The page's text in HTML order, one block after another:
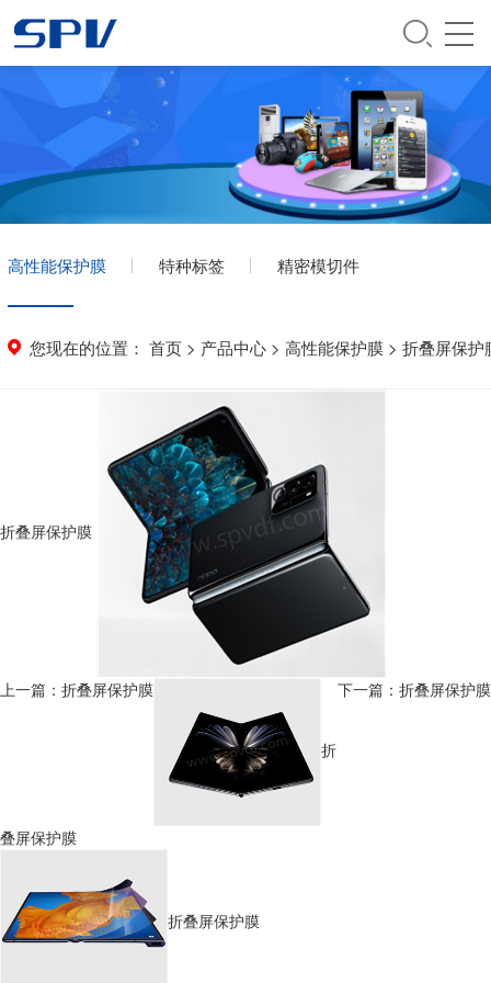
高性能保护膜 特种标签 精密模切件
您现在的位置： 首页 > 产品中心 > 高性能保护膜 > 折叠屏保护
折叠屏保护膜
上一篇：折叠屏保护膜 下一篇：折叠屏保护膜
折
叠屏保护膜
折叠屏保护膜